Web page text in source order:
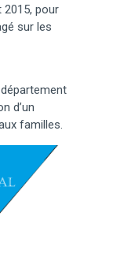
2015, pour
sur les
d’un
familles.